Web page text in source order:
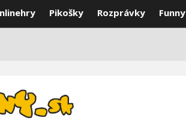
Pikošky Rozprávky Funny